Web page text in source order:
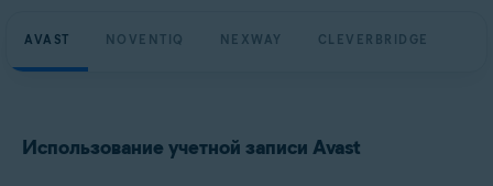
AVAST NOVENTIQ NEXWAY CLEVERBRIDGE
Использование учетной записи Avast